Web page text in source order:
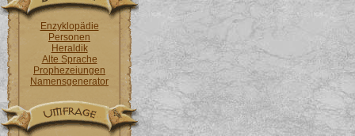
Enzyklopädie
Personen
Heraldik
Alte Sprache
Prophezeiungen
Namensgenerator